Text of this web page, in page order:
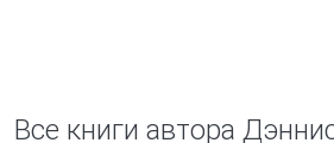
Все книги автора